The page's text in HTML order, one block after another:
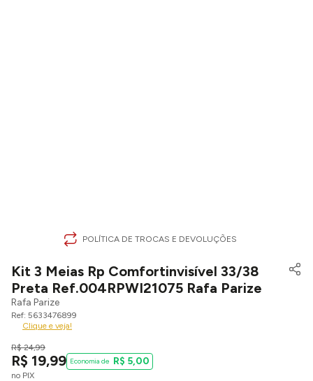
POLÍTICA DE TROCAS E DEVOLUÇÕES
Kit 3 Meias Rp Comfortinvisível 33/38
Preta Ref.004RPWI21075 Rafa Parize
Rafa Parize
5633476899
Clique e veja!
R$ 24,99
R$ 19,99
no PIX
R$ 5,00